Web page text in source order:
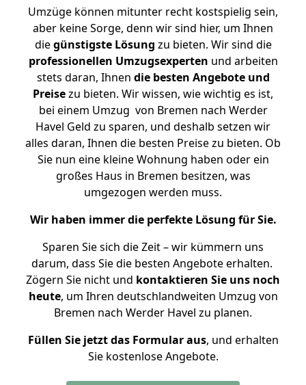
Umzüge können mitunter recht kostspielig sein,
aber keine Sorge, denn wir sind hier, um Ihnen
diegünstigste Lösung zu bieten. Wir sind die
professionellen Umzugsexperten und arbeiten
stets daran, Ihnen die besten Angebote und
Preisezu bieten. Wir wissen, wie wichtig es ist,
bei einem Umzug von Bremen nach Werder
Havel Geld zu sparen, und deshalb setzen wir
alles daran, Ihnen die besten Preise zu bieten. Ob
Sie nun eine kleine Wohnung haben oder ein
großes Haus in Bremen besitzen, was
umgezogen werden muss.
Wir haben immer die perfekte Lösung für Sie.
Sparen Sie sich die Zeit – wir kümmern uns
darum, dass Sie die besten Angebote erhalten.
Zögern Sie nicht und kontaktieren Sie uns noch
heute, um Ihren deutschlandweiten Umzug von
Bremen nach Werder Havel zu planen.
Füllen Sie jetzt das Formular aus, und erhalten
Sie kostenlose Angebote.